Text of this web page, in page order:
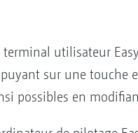
terminal utilisateur
sur une touche
possibles en